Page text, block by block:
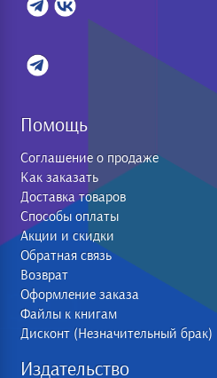
Помощь
Соглашение о продаже
Как заказать
Доставка товаров
Способы оплаты
Акции и скидки
Обратная связь
Возврат
Оформление заказа
Файлы к книгам
Дисконт (Незначительный брак)
Издательство